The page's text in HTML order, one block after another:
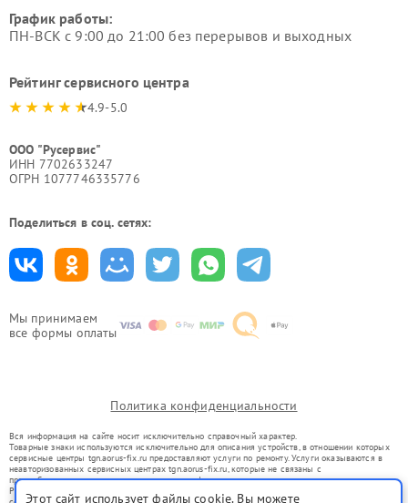
Мы принимаем
все формы оплаты
График работы:
ПН-ВСК с 9:00 до 21:00 без перерывов и выходных
Рейтинг сервисного центра
4.9-5.0
ООО "Русервис"
ИНН 7702633247
ОГРН 1077746335776
Поделиться в соц. сетях:
Политика конфиденциальности
Вся информация на сайте носит исключительно справочный характер.
Товарные знаки используются исключительно для описания устройств, в отношении которых
сервисные центры tgn.aorus-fix.ru предоставляют услуги по ремонту. Услуги оказываются в
неавторизованных сервисных центрах tgn.aorus-fix.ru, которые не связаны с
правообладателями товарных знаков или их официальными представителями.
Ремонт осуществляется для устройств, уже введенных в гражданский оборот в соответствии
Этот сайт использует файлы cookie. Вы можете